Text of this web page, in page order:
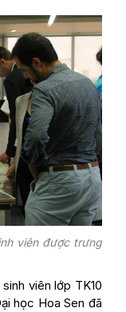
viên được trưng
viên lớp TK10
học Hoa Sen đã